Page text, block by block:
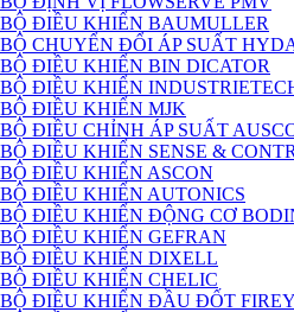
BỘ ĐIỀU KHIỂN BAUMULLER
BỘ CHUYỂN ĐỔI ÁP SUẤT
BỘ ĐIỀU KHIỂN BIN DICATOR
BỘ ĐIỀU KHIỂN
BỘ ĐIỀU KHIỂN MJK
BỘ ĐIỀU CHỈNH ÁP SUẤT
BỘ ĐIỀU KHIỂN SENSE &
BỘ ĐIỀU KHIỂN ASCON
BỘ ĐIỀU KHIỂN AUTONICS
BỘ ĐIỀU KHIỂN ĐỘNG CƠ
BỘ ĐIỀU KHIỂN GEFRAN
BỘ ĐIỀU KHIỂN DIXELL
BỘ ĐIỀU KHIỂN CHELIC
BỘ ĐIỀU KHIỂN ĐẦU ĐỐT